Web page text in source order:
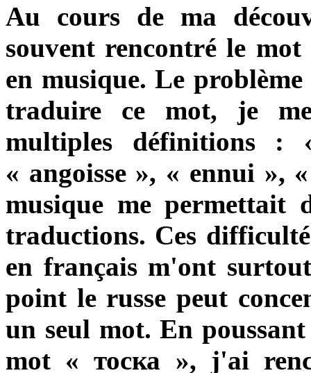
Au cours de ma
souvent rencontré le mot
en musique. Le
traduire ce mot, je
multiples définitions :
« angoisse », « ennui »,
musique me permettait
traductions. Ces
en français m'ont
point le russe peut
un seul mot. En
mot « тоска », j'ai